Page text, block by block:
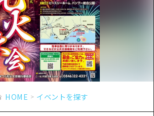
ート
ベント・祭り
ルメ・酒
イクリング
ョッピング
Hiroshima 公式ガイド
島もしもトラベル
たらしい非日常
島市周辺
芸
ポット・体験一覧
島市周辺
芸
後
北
ト
ち情報
HOME イベントを探す